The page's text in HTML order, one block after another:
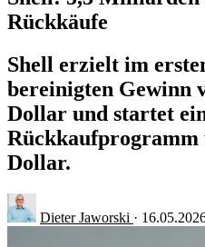
Rückkäufe
Shell erzielt im
bereinigten Gewinn
Dollar und startet
Dollar.
Dieter Jaworski ·